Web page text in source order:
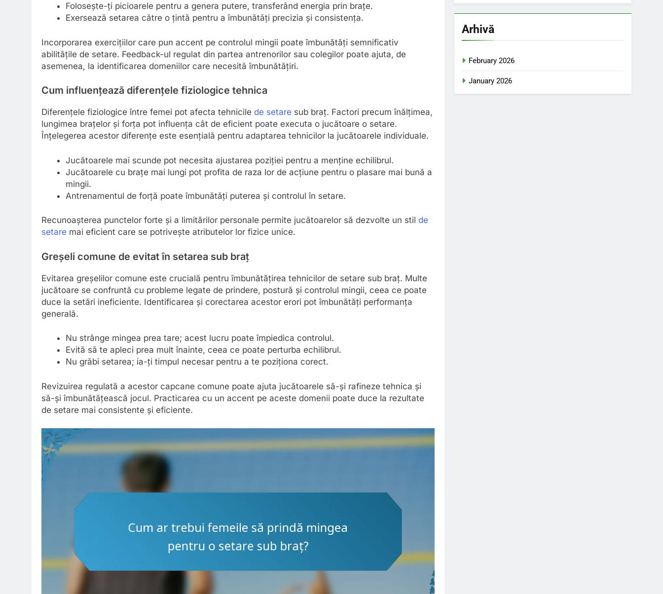
Folosește-ți picioarele pentru a genera putere, transferând energia prin brațe.
Exersează setarea către o țintă pentru a îmbunătăți precizia și consistența.
Incorporarea exercițiilor care pun accent pe controlul mingii poate îmbunătăți semnificativ
abilitățile de setare. Feedback-ul regulat din partea antrenorilor sau colegilor poate ajuta, de
asemenea, la identificarea domeniilor care necesită îmbunătățiri.
Cum influențează diferențele fiziologice tehnica
Diferențele fiziologice între femei pot afecta tehnicile de setare sub braț. Factori precum înălțimea,
lungimea brațelor și forța pot influența cât de eficient poate executa o jucătoare o setare.
Înțelegerea acestor diferențe este esențială pentru adaptarea tehnicilor la jucătoarele individuale.
Jucătoarele mai scunde pot necesita ajustarea poziției pentru a menține echilibrul.
Jucătoarele cu brațe mai lungi pot profita de raza lor de acțiune pentru o plasare mai bună a
mingii.
Antrenamentul de forță poate îmbunătăți puterea și controlul în setare.
Recunoașterea punctelor forte și a limitărilor personale permite jucătoarelor să dezvolte un stil de
setare mai eficient care se potrivește atributelor lor fizice unice.
Greșeli comune de evitat în setarea sub braț
Evitarea greșelilor comune este crucială pentru îmbunătățirea tehnicilor de setare sub braț. Multe
jucătoare se confruntă cu probleme legate de prindere, postură și controlul mingii, ceea ce poate
duce la setări ineficiente. Identificarea și corectarea acestor erori pot îmbunătăți performanța
generală.
Nu strânge mingea prea tare; acest lucru poate împiedica controlul.
Evită să te apleci prea mult înainte, ceea ce poate perturba echilibrul.
Nu grăbi setarea; ia-ți timpul necesar pentru a te poziționa corect.
Revizuirea regulată a acestor capcane comune poate ajuta jucătoarele să-și rafineze tehnica și
să-și îmbunătățească jocul. Practicarea cu un accent pe aceste domenii poate duce la rezultate
de setare mai consistente și eficiente.
Arhivă
February 2026
January 2026